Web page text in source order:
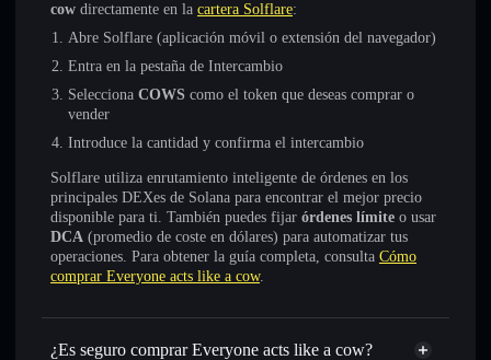
cow directamente en la cartera Solflare:
Abre Solflare (aplicación móvil o extensión del navegador)
Entra en la pestaña de Intercambio
Selecciona COWS como el token que deseas comprar o
vender
Introduce la cantidad y confirma el intercambio
Solflare utiliza enrutamiento inteligente de órdenes en los
principales DEXes de Solana para encontrar el mejor precio
disponible para ti. También puedes fijar órdenes límite o usar
DCA (promedio de coste en dólares) para automatizar tus
operaciones. Para obtener la guía completa, consulta Cómo
comprar Everyone acts like a cow.
¿Es seguro comprar Everyone acts like a cow?